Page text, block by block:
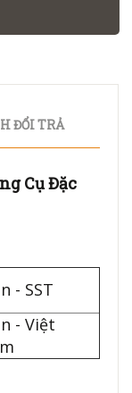
ĐỔI TRẢ
Cụ Đặc
- SST
- Việt